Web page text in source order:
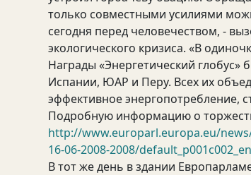
только совместными усилиями
сегодня перед человечеством, -
экологического кризиса. «В
Награды «Энергетический
Испании, ЮАР и Перу. Всех их
эффективное энергопотребление,
Подробную информацию о
http://www.europarl.europa.eu/news/
16-06-2008-2008/
В тот же день в здании